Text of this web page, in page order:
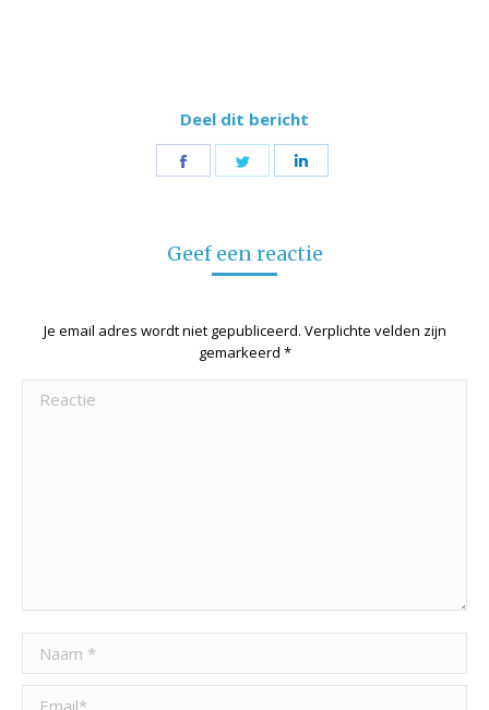
Deel dit bericht
Share
Share
Geef een reactie
Je email adres wordt niet gepubliceerd. Verplichte velden zijn
gemarkeerd *
Reactie
Naam *
Email *